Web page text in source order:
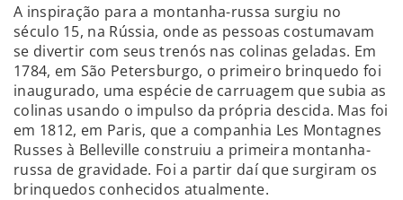
A inspiração para a montanha-russa surgiu no
século 15, na Rússia, onde as pessoas costumavam
se divertir com seus trenós nas colinas geladas. Em
1784, em São Petersburgo, o primeiro brinquedo foi
inaugurado, uma espécie de carruagem que subia as
colinas usando o impulso da própria descida. Mas foi
em 1812, em Paris, que a companhia Les Montagnes
Russes à Belleville construiu a primeira montanha-
russa de gravidade. Foi a partir daí que surgiram os
brinquedos conhecidos atualmente.